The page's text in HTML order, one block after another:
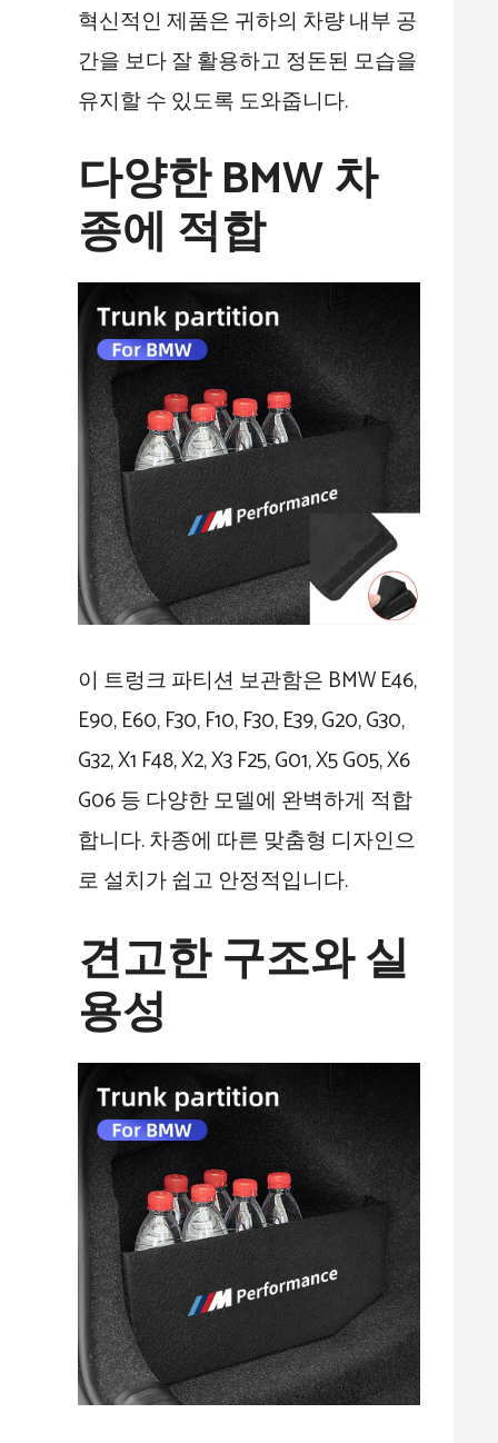
혁신적인 제품은 귀하의 차량 내부 공
간을 보다 잘 활용하고 정돈된 모습을
유지할 수 있도록 도와줍니다.
다양한 BMW 차
종에 적합
이 트렁크 파티션 보관함은 BMW E46,
E90, E60, F30, F10, F30, E39, G20, G30,
G32, X1 F48, X2, X3 F25, G01, X5 G05, X6
G06 등 다양한 모델에 완벽하게 적합
합니다. 차종에 따른 맞춤형 디자인으
로 설치가 쉽고 안정적입니다.
견고한 구조와 실
용성